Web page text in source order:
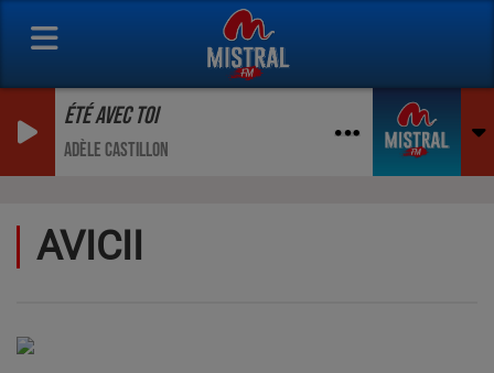
ÉTÉ AVEC TOI
ADÈLE CASTILLON
AVICII